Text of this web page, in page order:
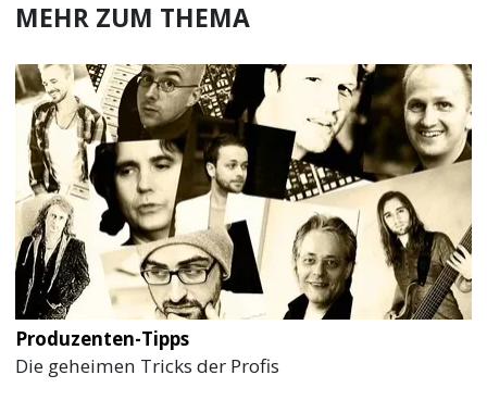
MEHR ZUM THEMA
Produzenten-Tipps
Die geheimen Tricks der Profis